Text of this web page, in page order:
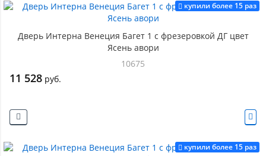
купили более 15 раз
Дверь Интерна Венеция Багет 1 с фрезеровкой ДГ цвет
Ясень авори
10675
11 528 руб.
купили более 15 раз